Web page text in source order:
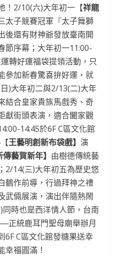
！2/10(六)大年初一【祥龍
太子競賽冠軍『太子舞獅
後還有財神爺發放臺南開
節序幕；大年初一11:00-
轉好運福袋提領活動，只
參加新春驚喜拚好運，就
)大年初二與2/13(二)大年
結合皇家貴族馬戲秀、奇
獻街頭表演，適合闔家觀
14:45於6F C區文化館
王藝明創新布袋戲】 演
藝賀新年】 由樹德傳統藝
2/14(三)大年初五為歷史悠
鶴作前導，行過拜神之禮
武倆展演，演出伴隨熱鬧
時也是西洋情人節，台南
正統鹿耳門聖母廟舉辦月
6F C區文化館發糖果送幸
幸福圓滿！